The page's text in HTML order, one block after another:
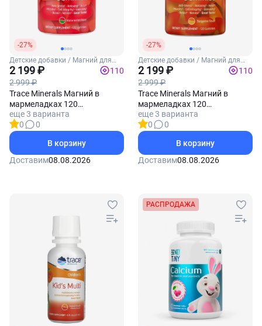
-27%
Детские добавки / Магний для
детей
2 199 ₽
2 999 ₽
110
Trace Minerals Магний в
мармеладках 120
мармеладок (Арбуз)
еще 3 варианта
0
0
В корзину
Доставим08.08.2026
-27%
Детские добавки / Магний для
детей
2 199 ₽
2 999 ₽
110
Trace Minerals Магний в
мармеладках 120
мармеладок (Персик)
еще 3 варианта
0
0
В корзину
Доставим08.08.2026
РАСПРОДАЖА